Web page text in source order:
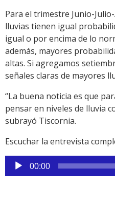
Para el trimestre Junio-
lluvias tienen igual
igual o por encima de lo
además, mayores
altas. Si agregamos
señales claras de mayores
“La buena noticia es que
pensar en niveles de lluvia
subrayó Tiscornia.
Escuchar la entrevista
Reproductor
de
00:00